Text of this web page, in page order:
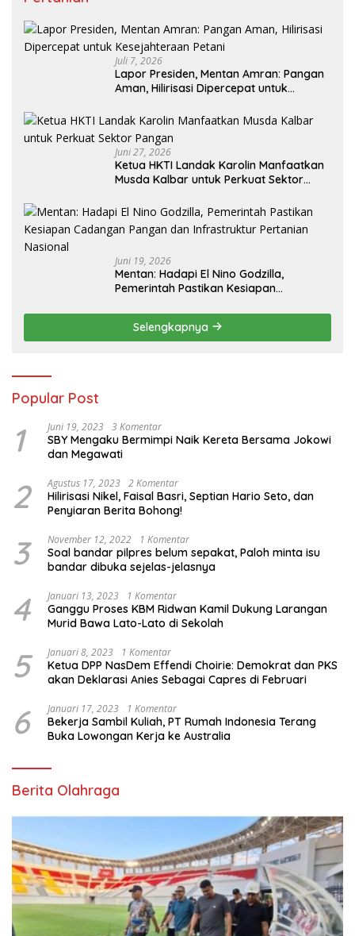
Juli 7, 2026
Lapor Presiden, Mentan Amran: Pangan
Aman, Hilirisasi Dipercepat untuk
Juni 27, 2026
Ketua HKTI Landak Karolin Manfaatkan
Musda Kalbar untuk Perkuat Sektor
Juni 19, 2026
Mentan: Hadapi El Nino Godzilla,
Pemerintah Pastikan Kesiapan
Pertanian Nasional
Selengkapnya
Popular Post
1 Juni 19, 2023 3 Komentar
SBY Mengaku Bermimpi Naik Kereta Bersama Jokowi
dan Megawati
2 Agustus 17, 2023 2 Komentar
Hilirisasi Nikel, Faisal Basri, Septian Hario Seto, dan
Penyiaran Berita Bohong!
3 November 12, 2022 1 Komentar
Soal bandar pilpres belum sepakat, Paloh minta isu
bandar dibuka sejelas-jelasnya
4 Januari 13, 2023 1 Komentar
Ganggu Proses KBM Ridwan Kamil Dukung Larangan
Murid Bawa Lato-Lato di Sekolah
5 Januari 8, 2023 1 Komentar
Ketua DPP NasDem Effendi Choirie: Demokrat dan PKS
akan Deklarasi Anies Sebagai Capres di Februari
6 Januari 17, 2023 1 Komentar
Bekerja Sambil Kuliah, PT Rumah Indonesia Terang
Buka Lowongan Kerja ke Australia
Berita Olahraga